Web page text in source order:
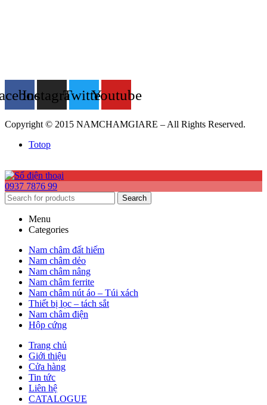
InstagramTwitterYoutube
Copyright © 2015 NAMCHAMGIARE – All Rights Reserved.
Totop
0937 7876 99
Search
Menu
Categories
Nam châm đất hiếm
Nam châm dẻo
Nam châm nâng
Nam châm ferrite
Nam châm nút áo – Túi xách
Thiết bị lọc – tách sắt
Nam châm điện
Hộp cứng
Trang chủ
Giới thiệu
Cửa hàng
Tin tức
Liên hệ
CATALOGUE